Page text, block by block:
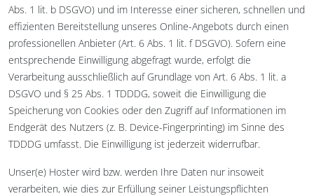
Abs. 1 lit. b DSGVO) und im Interesse einer sicheren, schnellen und
effizienten Bereitstellung unseres Online-Angebots durch einen
professionellen Anbieter (Art. 6 Abs. 1 lit. f DSGVO). Sofern eine
entsprechende Einwilligung abgefragt wurde, erfolgt die
Verarbeitung ausschließlich auf Grundlage von Art. 6 Abs. 1 lit. a
DSGVO und § 25 Abs. 1 TDDDG, soweit die Einwilligung die
Speicherung von Cookies oder den Zugriff auf Informationen im
Endgerät des Nutzers (z. B. Device-Fingerprinting) im Sinne des
TDDDG umfasst. Die Einwilligung ist jederzeit widerrufbar.
Unser(e) Hoster wird bzw. werden Ihre Daten nur insoweit
verarbeiten, wie dies zur Erfüllung seiner Leistungspflichten